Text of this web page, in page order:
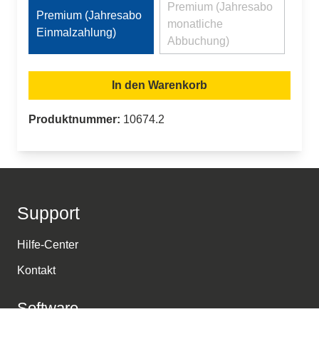
Premium (Jahresabo
Einmalzahlung)
Premium (Jahresabo
monatliche
Abbuchung)
(Diese Option ist zurzeit nicht
In den Warenkorb
Produktnummer: 10674.2
Support
Hilfe-Center
Kontakt
Software